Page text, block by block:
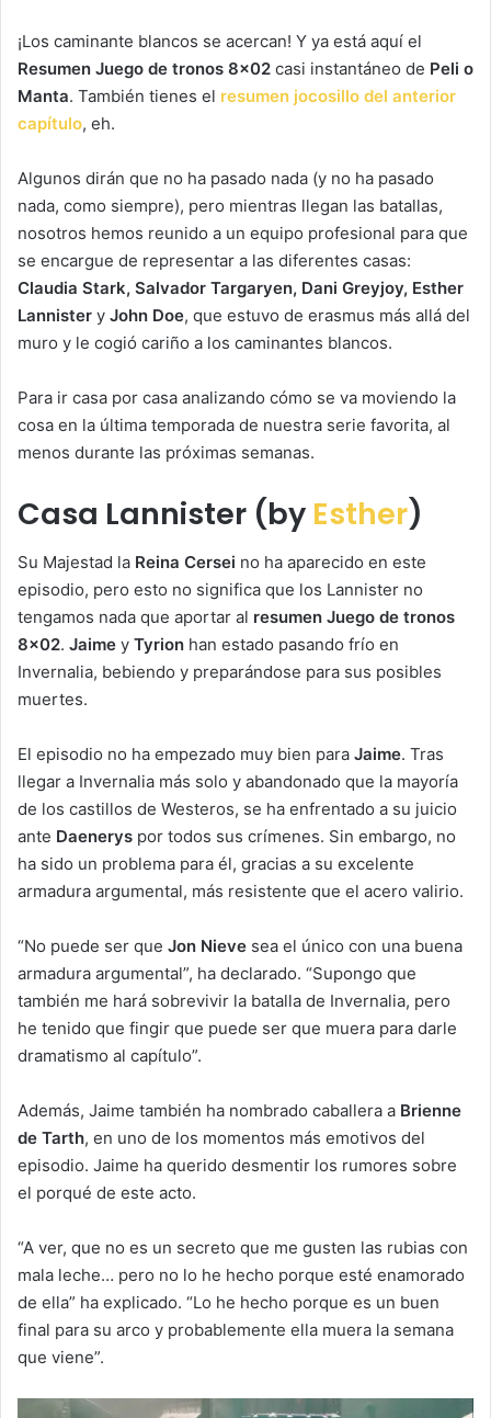
¡Los caminante blancos se acercan! Y ya está aquí el
Resumen Juego de tronos 8×02 casi instantáneo de Peli o
Manta. También tienes el resumen jocosillo del anterior
capítulo, eh.
Algunos dirán que no ha pasado nada (y no ha pasado
nada, como siempre), pero mientras llegan las batallas,
nosotros hemos reunido a un equipo profesional para que
se encargue de representar a las diferentes casas:
Claudia Stark, Salvador Targaryen, Dani Greyjoy, Esther
Lannister y John Doe, que estuvo de erasmus más allá del
muro y le cogió cariño a los caminantes blancos.
Para ir casa por casa analizando cómo se va moviendo la
cosa en la última temporada de nuestra serie favorita, al
menos durante las próximas semanas.
Casa Lannister (by Esther)
Su Majestad la Reina Cersei no ha aparecido en este
episodio, pero esto no significa que los Lannister no
tengamos nada que aportar al resumen Juego de tronos
8×02. Jaime y Tyrion han estado pasando frío en
Invernalia, bebiendo y preparándose para sus posibles
muertes.
El episodio no ha empezado muy bien para Jaime. Tras
llegar a Invernalia más solo y abandonado que la mayoría
de los castillos de Westeros, se ha enfrentado a su juicio
ante Daenerys por todos sus crímenes. Sin embargo, no
ha sido un problema para él, gracias a su excelente
armadura argumental, más resistente que el acero valirio.
“No puede ser que Jon Nieve sea el único con una buena
armadura argumental”, ha declarado. “Supongo que
también me hará sobrevivir la batalla de Invernalia, pero
he tenido que fingir que puede ser que muera para darle
dramatismo al capítulo”.
Además, Jaime también ha nombrado caballera a Brienne
de Tarth, en uno de los momentos más emotivos del
episodio. Jaime ha querido desmentir los rumores sobre
el porqué de este acto.
“A ver, que no es un secreto que me gusten las rubias con
mala leche… pero no lo he hecho porque esté enamorado
de ella” ha explicado. “Lo he hecho porque es un buen
final para su arco y probablemente ella muera la semana
que viene”.